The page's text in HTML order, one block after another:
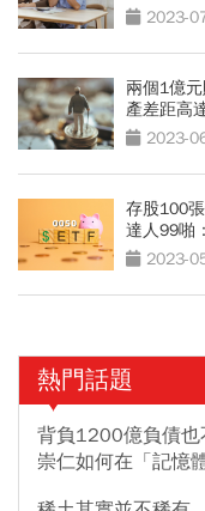
2023-
兩個1億
產差距高
2023-
存股100
達人99啪
2023-
熱門話題
背負1200億負債也
崇仁如何在「記憶